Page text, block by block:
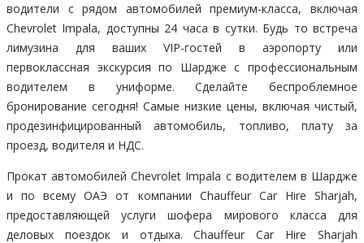
водители с рядом автомобилей премиум-класса, включая
Chevrolet Impala, доступны 24 часа в сутки. Будь то встреча
лимузина для ваших VIP-гостей в аэропорту или
первоклассная экскурсия по Шардже с профессиональным
водителем в униформе. Сделайте беспроблемное
бронирование сегодня! Самые низкие цены, включая чистый,
продезинфицированный автомобиль, топливо, плату за
проезд, водителя и НДС.
Прокат автомобилей Chevrolet Impala с водителем в Шардже
и по всему ОАЭ от компании Chauffeur Car Hire Sharjah,
предоставляющей услуги шофера мирового класса для
деловых поездок и отдыха. Chauffeur Car Hire Sharjah